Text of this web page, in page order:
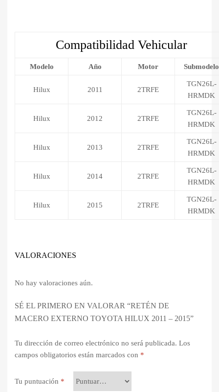
Compatibilidad Vehicular
Modelo Año Motor Submodelo
Hilux 2011 2TRFE
TGN26L-
HRMDK
Hilux 2012 2TRFE
TGN26L-
HRMDK
Hilux 2013 2TRFE
TGN26L-
HRMDK
Hilux 2014 2TRFE
TGN26L-
HRMDK
Hilux 2015 2TRFE
TGN26L-
HRMDK
VALORACIONES
No hay valoraciones aún.
SÉ EL PRIMERO EN VALORAR “RETÉN DE
MACERO EXTERNO TOYOTA HILUX 2011 – 2015”
Tu dirección de correo electrónico no será publicada. Los
campos obligatorios están marcados con *
Tu puntuación *